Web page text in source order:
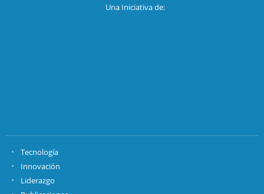
Una Iniciativa de:
Tecnología
Innovación
Liderazgo